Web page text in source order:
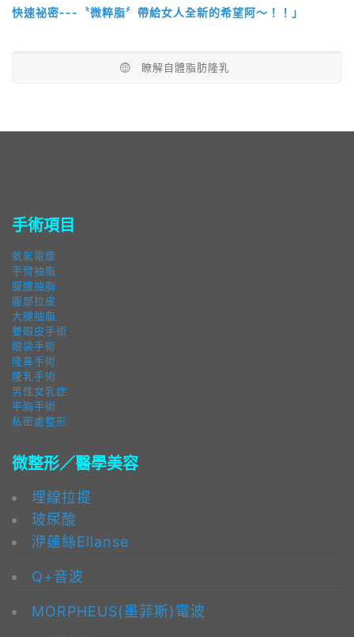
快速祕密---〝微粹脂〞帶給女人全新的希望阿～！！」
瞭解自體脂肪隆乳
手術項目
氦氣電漿
手臂抽脂
腹腰抽脂
腹部拉皮
大腿抽脂
雙眼皮手術
眼袋手術
隆鼻手術
隆乳手術
男性女乳症
平胸手術
私密處整形
微整形／醫學美容
埋線拉提
玻尿酸
洢蓮絲Ellanse
Q+音波
MORPHEUS(墨菲斯)電波